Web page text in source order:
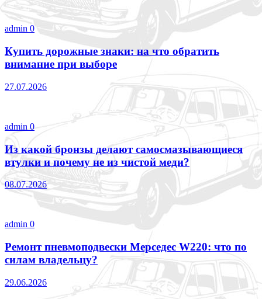
admin 0
Купить дорожные знаки: на что обратить
внимание при выборе
27.07.2026
admin 0
Из какой бронзы делают самосмазывающиеся
втулки и почему не из чистой меди?
08.07.2026
admin 0
Ремонт пневмоподвески Мерседес W220: что по
силам владельцу?
29.06.2026